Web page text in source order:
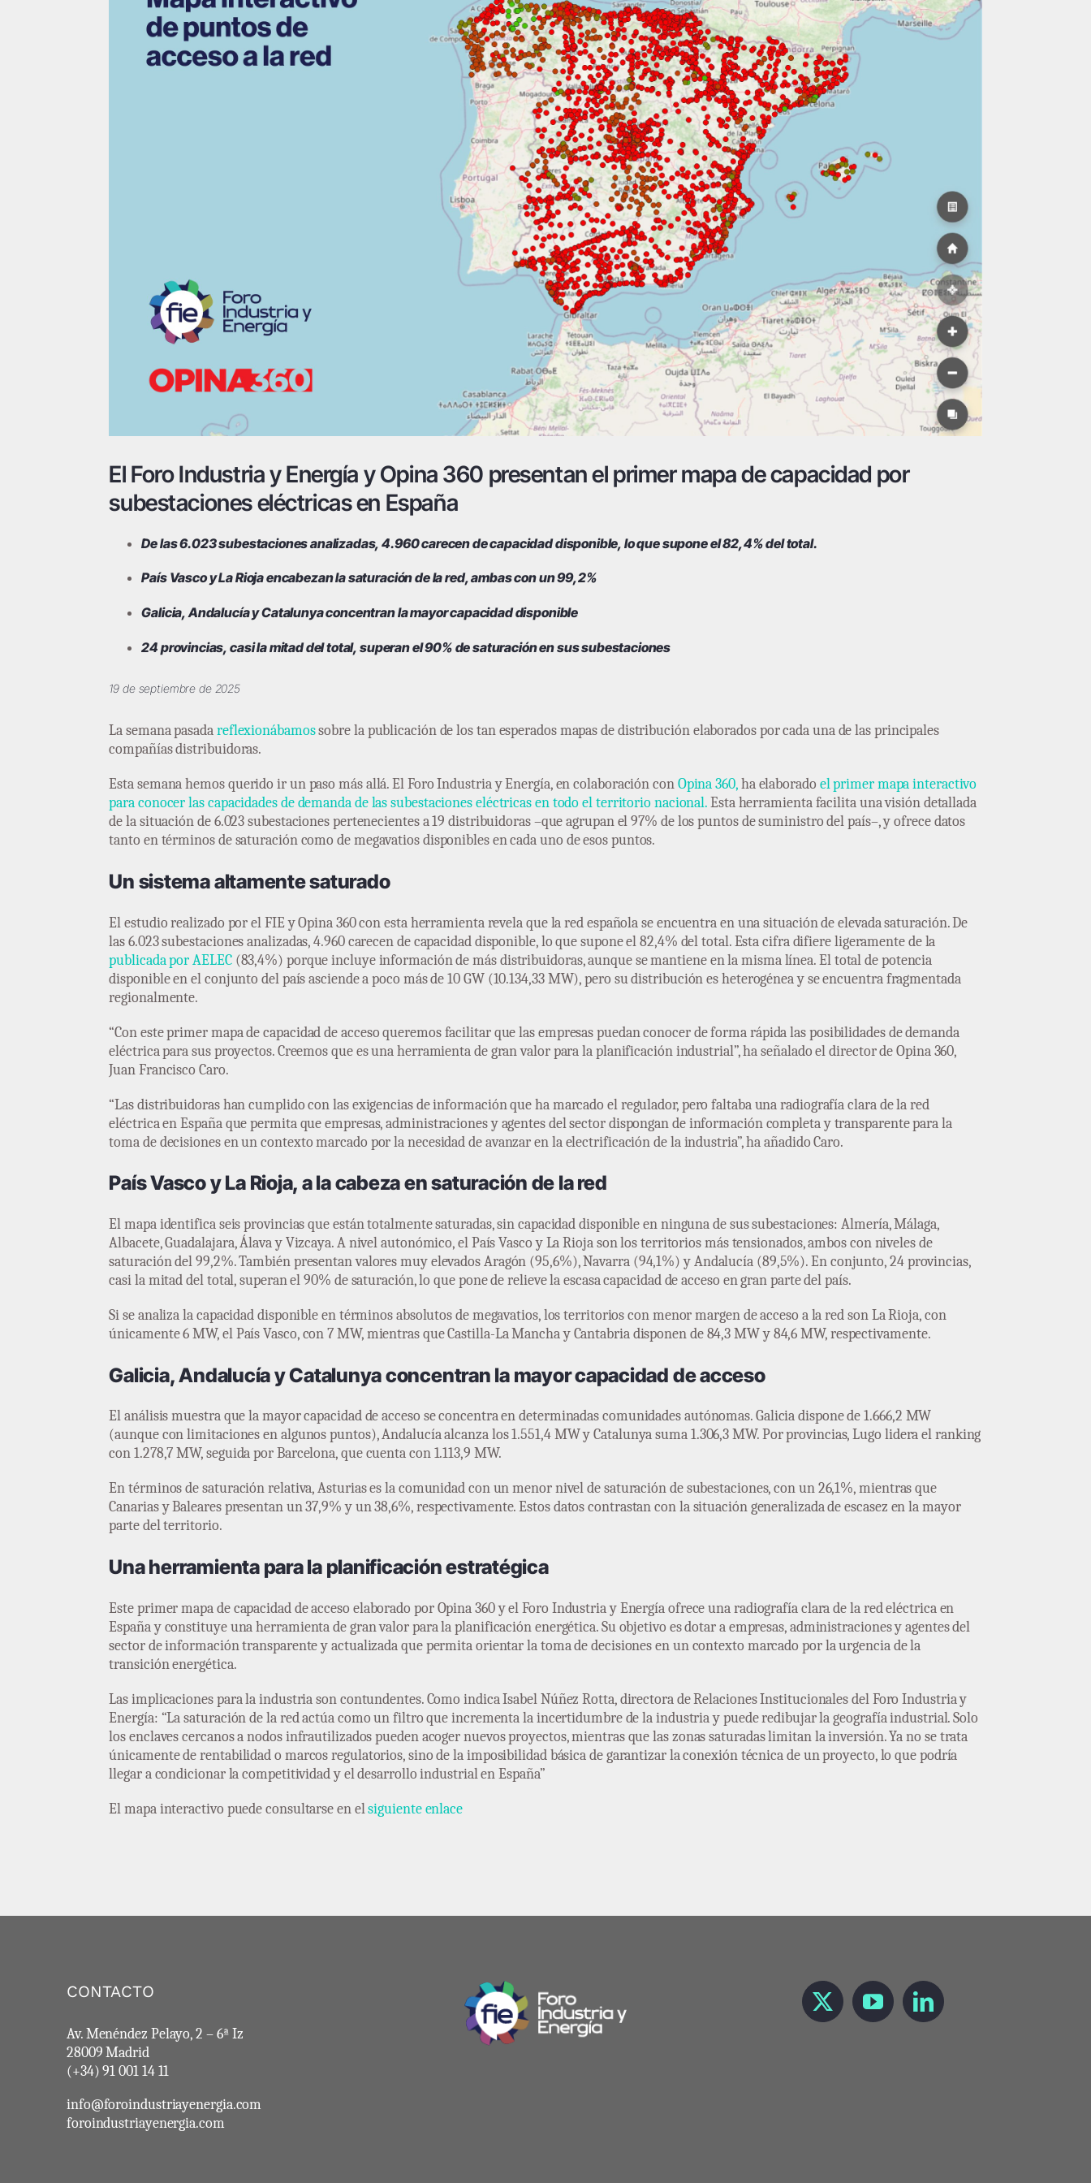
El Foro Industria y Energía y Opina 360 presentan el primer mapa de capacidad por
subestaciones eléctricas en España
De las 6.023 subestaciones analizadas, 4.960 carecen de capacidad disponible, lo que supone el 82,4% del total.
País Vasco y La Rioja encabezan la saturación de la red, ambas con un 99,2%
Galicia, Andalucía y Catalunya concentran la mayor capacidad disponible
24 provincias, casi la mitad del total, superan el 90% de saturación en sus subestaciones
19 de septiembre de 2025
La semana pasadareflexionábamossobre la publicación de los tan esperados mapas de distribución elaborados por cada una de las principales
compañías distribuidoras.
Esta semana hemos querido ir un paso más allá. El Foro Industria y Energía, en colaboración conOpina 360,ha elaborado el primer mapa interactivo
para conocer las capacidades de demanda de las subestaciones eléctricas en todo el territorio nacional.Esta herramienta facilita una visión detallada
de la situación de 6.023 subestaciones pertenecientes a 19 distribuidoras –que agrupan el 97% de los puntos de suministro del país–, y ofrece datos
tanto en términos de saturación como de megavatios disponibles en cada uno de esos puntos.
Un sistema altamente saturado
El estudio realizado por el FIE y Opina 360 con esta herramienta revela que la red española se encuentra en una situación de elevada saturación. De
las 6.023 subestaciones analizadas, 4.960 carecen de capacidad disponible, lo que supone el 82,4% del total. Esta cifra difiere ligeramente de la
publicada por AELEC(83,4%) porque incluye información de más distribuidoras, aunque se mantiene en la misma línea. El total de potencia
disponible en el conjunto del país asciende a poco más de 10 GW (10.134,33 MW), pero su distribución es heterogénea y se encuentra fragmentada
regionalmente.
“Con este primer mapa de capacidad de acceso queremos facilitar que las empresas puedan conocer de forma rápida las posibilidades de demanda
eléctrica para sus proyectos. Creemos que es una herramienta de gran valor para la planificación industrial”, ha señalado el director de Opina 360,
Juan Francisco Caro.
“Las distribuidoras han cumplido con las exigencias de información que ha marcado el regulador, pero faltaba una radiografía clara de la red
eléctrica en España que permita que empresas, administraciones y agentes del sector dispongan de información completa y transparente para la
toma de decisiones en un contexto marcado por la necesidad de avanzar en la electrificación de la industria”, ha añadido Caro.
País Vasco y La Rioja, a la cabeza en saturación de la red
El mapa identifica seis provincias que están totalmente saturadas, sin capacidad disponible en ninguna de sus subestaciones: Almería, Málaga,
Albacete, Guadalajara, Álava y Vizcaya. A nivel autonómico, el País Vasco y La Rioja son los territorios más tensionados, ambos con niveles de
saturación del 99,2%. También presentan valores muy elevados Aragón (95,6%), Navarra (94,1%) y Andalucía (89,5%). En conjunto, 24 provincias,
casi la mitad del total, superan el 90% de saturación, lo que pone de relieve la escasa capacidad de acceso en gran parte del país.
Si se analiza la capacidad disponible en términos absolutos de megavatios, los territorios con menor margen de acceso a la red son La Rioja, con
únicamente 6 MW, el País Vasco, con 7 MW, mientras que Castilla-La Mancha y Cantabria disponen de 84,3 MW y 84,6 MW, respectivamente.
Galicia, Andalucía y Catalunya concentran la mayor capacidad de acceso
El análisis muestra que la mayor capacidad de acceso se concentra en determinadas comunidades autónomas. Galicia dispone de 1.666,2 MW
(aunque con limitaciones en algunos puntos), Andalucía alcanza los 1.551,4 MW y Catalunya suma 1.306,3 MW. Por provincias, Lugo lidera el ranking
con 1.278,7 MW, seguida por Barcelona, que cuenta con 1.113,9 MW.
En términos de saturación relativa, Asturias es la comunidad con un menor nivel de saturación de subestaciones, con un 26,1%, mientras que
Canarias y Baleares presentan un 37,9% y un 38,6%, respectivamente. Estos datos contrastan con la situación generalizada de escasez en la mayor
parte del territorio.
Una herramienta para la planificación estratégica
Este primer mapa de capacidad de acceso elaborado por Opina 360 y el Foro Industria y Energía ofrece una radiografía clara de la red eléctrica en
España y constituye una herramienta de gran valor para la planificación energética. Su objetivo es dotar a empresas, administraciones y agentes del
sector de información transparente y actualizada que permita orientar la toma de decisiones en un contexto marcado por la urgencia de la
transición energética.
Las implicaciones para la industria son contundentes. Como indica Isabel Núñez Rotta, directora de Relaciones Institucionales del Foro Industria y
Energía: “La saturación de la red actúa como un filtro que incrementa la incertidumbre de la industria y puede redibujar la geografía industrial. Solo
los enclaves cercanos a nodos infrautilizados pueden acoger nuevos proyectos, mientras que las zonas saturadas limitan la inversión. Ya no se trata
únicamente de rentabilidad o marcos regulatorios, sino de la imposibilidad básica de garantizar la conexión técnica de un proyecto, lo que podría
llegar a condicionar la competitividad y el desarrollo industrial en España”
El mapa interactivo puede consultarse en elsiguiente enlace
CONTACTO
Av. Menéndez Pelayo, 2 – 6ª Iz
28009 Madrid
(+34) 91 001 14 11
info@foroindustriayenergia.com
foroindustriayenergia.com